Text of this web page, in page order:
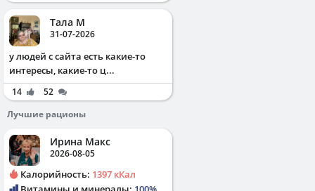
Тала М
31-07-2026
у людей с сайта есть какие-то
интересы, какие-то ц...
14
52
Лучшие рационы
Ирина Макс
2026-08-05
Калорийность: 1397 кКал